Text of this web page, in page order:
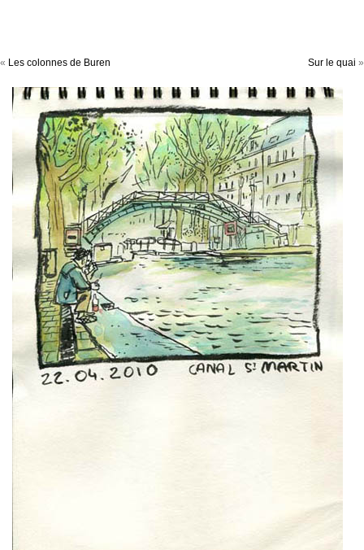
« Les colonnes de Buren Sur le quai »